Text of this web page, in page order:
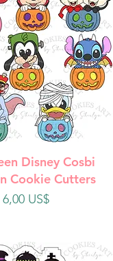
rápida
Disney Cosbi
Cookie Cutters
Precio
6,00 US$